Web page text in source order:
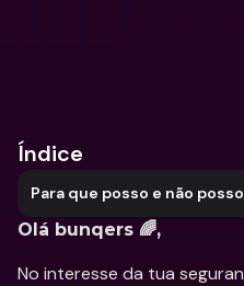
Índice
Olá bunqers 🌈,
No interesse da tua